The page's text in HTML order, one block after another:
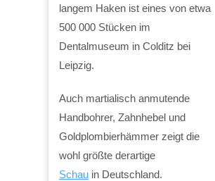
langem Haken ist eines von etwa
500 000 Stücken im
Dentalmuseum in Colditz bei
Leipzig.
Auch martialisch anmutende
Handbohrer, Zahnhebel und
Goldplombierhämmer zeigt die
wohl größte derartige
Schau in Deutschland.